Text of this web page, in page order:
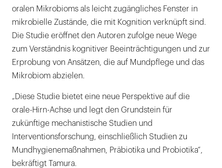
oralen Mikrobioms als leicht zugängliches Fenster in
mikrobielle Zustände, die mit Kognition verknüpft sind.
Die Studie eröffnet den Autoren zufolge neue Wege
zum Verständnis kognitiver Beeinträchtigungen und zur
Erprobung von Ansätzen, die auf Mundpflege und das
Mikrobiom abzielen.
„Diese Studie bietet eine neue Perspektive auf die
orale-Hirn-Achse und legt den Grundstein für
zukünftige mechanistische Studien und
Interventionsforschung, einschließlich Studien zu
Mundhygienemaßnahmen, Präbiotika und Probiotika“,
bekräftigt Tamura.